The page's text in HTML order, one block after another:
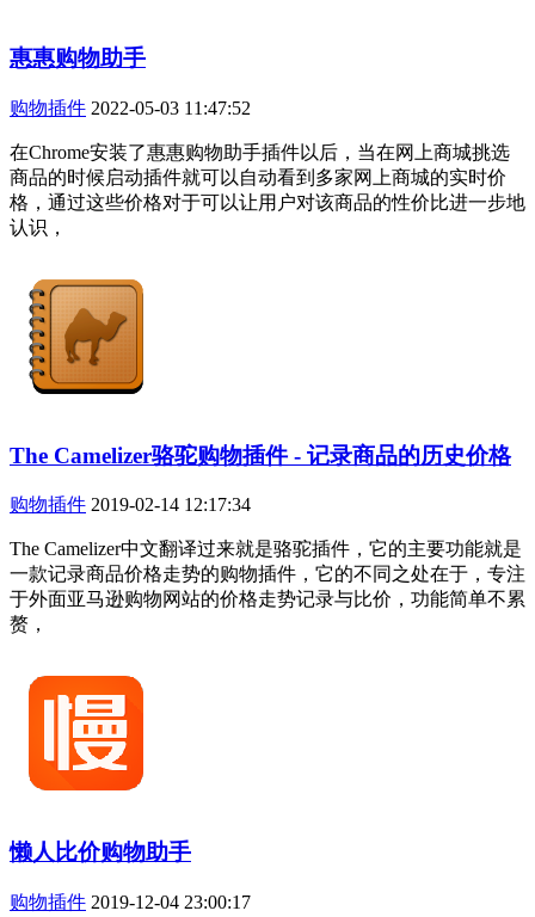
惠惠购物助手
购物插件 2022-05-03 11:47:52
在Chrome安装了惠惠购物助手插件以后，当在网上商城挑选
商品的时候启动插件就可以自动看到多家网上商城的实时价
格，通过这些价格对于可以让用户对该商品的性价比进一步地
认识，
The Camelizer骆驼购物插件 - 记录商品的历史价格
购物插件 2019-02-14 12:17:34
The Camelizer中文翻译过来就是骆驼插件，它的主要功能就是
一款记录商品价格走势的购物插件，它的不同之处在于，专注
于外面亚马逊购物网站的价格走势记录与比价，功能简单不累
赘，
懒人比价购物助手
购物插件 2019-12-04 23:00:17